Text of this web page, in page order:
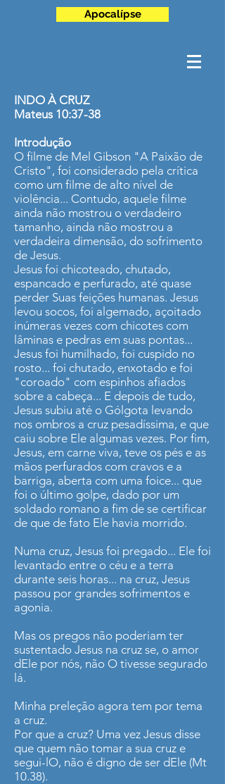
Apocalípse
INDO À CRUZ
Mateus 10:37-38
Introdução
O filme de Mel Gibson "A Paixão de
Cristo", foi considerado pela crítica
como um filme de alto nível de
violência... Contudo, aquele filme
ainda não mostrou o verdadeiro
tamanho, ainda não mostrou a
verdadeira dimensão, do sofrimento
de Jesus.
Jesus foi chicoteado, chutado,
espancado e perfurado, até quase
perder Suas feições humanas. Jesus
levou socos, foi algemado, açoitado
inúmeras vezes com chicotes com
lâminas e pedras em suas pontas...
Jesus foi humilhado, foi cuspido no
rosto... foi chutado, enxotado e foi
"coroado" com espinhos afiados
sobre a cabeça... E depois de tudo,
Jesus subiu até o Gólgota levando
nos ombros a cruz pesadíssima, e que
caiu sobre Ele algumas vezes. Por fim,
Jesus, em carne viva, teve os pés e as
mãos perfurados com cravos e a
barriga, aberta com uma foice... que
foi o último golpe, dado por um
soldado romano a fim de se certificar
de que de fato Ele havia morrido.
Numa cruz, Jesus foi pregado... Ele foi
levantado entre o céu e a terra
durante seis horas... na cruz, Jesus
passou por grandes sofrimentos e
agonia.
Mas os pregos não poderiam ter
sustentado Jesus na cruz se, o amor
dEle por nós, não O tivesse segurado
lá.
Minha preleção agora tem por tema
a cruz.
Por que a cruz? Uma vez Jesus disse
que quem não tomar a sua cruz e
segui-lO, não é digno de ser dEle (Mt
10.38).